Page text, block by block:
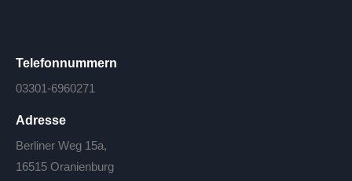
Telefonnummern
03301-6960271
Adresse
Berliner Weg 15a,
16515 Oranienburg